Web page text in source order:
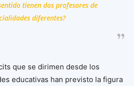
tienen dos profesores de
diferentes?
que se dirimen desde los
educativas han previsto la figura